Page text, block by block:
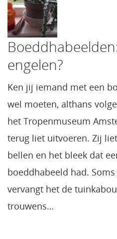
engelen?
Ken jij iemand met een
wel moeten, althans
het Tropenmuseum
terug liet uitvoeren. Zij
bellen en het bleek dat
boeddhabeeld had.
vervangt het de
trouwens…